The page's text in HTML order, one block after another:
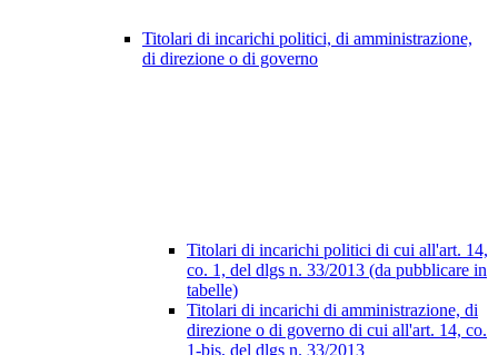
Titolari di incarichi politici, di amministrazione,
di direzione o di governo
Titolari di incarichi politici di cui all'art. 14,
co. 1, del dlgs n. 33/2013 (da pubblicare in
tabelle)
Titolari di incarichi di amministrazione, di
direzione o di governo di cui all'art. 14, co.
1-bis, del dlgs n. 33/2013